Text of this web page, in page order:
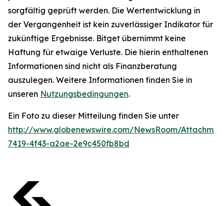
sorgfältig geprüft werden. Die Wertentwicklung in
der Vergangenheit ist kein zuverlässiger Indikator für
zukünftige Ergebnisse. Bitget übernimmt keine
Haftung für etwaige Verluste. Die hierin enthaltenen
Informationen sind nicht als Finanzberatung
auszulegen. Weitere Informationen finden Sie in
unseren Nutzungsbedingungen.
Ein Foto zu dieser Mitteilung finden Sie unter
http://www.globenewswire.com/NewsRoom/
7419-4f43-a2ae-2e9c450fb8bd